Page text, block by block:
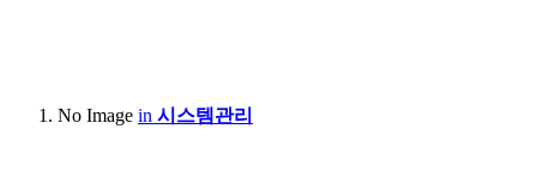
Synology.DS218+
No Image in 시스템관리